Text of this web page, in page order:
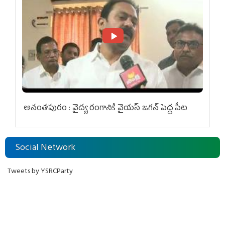
అనంతపురం : వైద్య రంగానికి వైయ‌స్ జ‌గ‌న్ పెద్ద పీట
Social Network
Tweets by YSRCParty